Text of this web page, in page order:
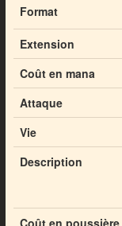
Format
Extension
Coût en mana
Attaque
Vie
Description
Coût en poussière